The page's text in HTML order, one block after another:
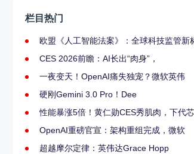
栏目热门
欧盟《人工智能法案》：全球科技监管新
CES 2026前瞻：AI长出“肉身”，
一夜变天！OpenAI痛失独宠？微软英伟
硬刚Gemini 3.0 Pro！Dee
性能暴涨5倍！黄仁勋CES秀肌肉，下代芯
OpenAI重磅官宣：架构重组完成，微软
超越摩尔定律：英伟达Grace Hopp